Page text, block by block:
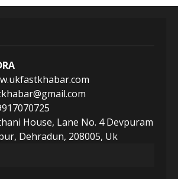
House, Lane No. 4 Devpuram
Dehradun, 208005, Uk